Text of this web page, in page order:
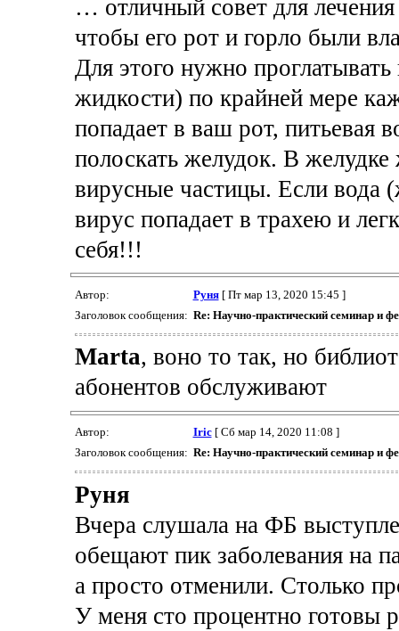
… отличный совет для
чтобы его рот и горло были
Для этого нужно
жидкости) по крайней мере
попадает в ваш рот, питьевая
полоскать желудок. В желудке
вирусные частицы. Если вода
вирус попадает в трахею и
себя!!!
Автор: Руня[ Пт мар 13, 2020 15:45 ]
Заголовок сообщения: Re: Научно-практический семинар и
Marta, воно то так, но
абонентов обслуживают
Автор: Iric[ Сб мар 14, 2020 11:08 ]
Заголовок сообщения: Re: Научно-практический семинар и
Руня
Вчера слушала на ФБ
обещают пик заболевания на
а просто отменили. Столько
У меня сто процентно готовы